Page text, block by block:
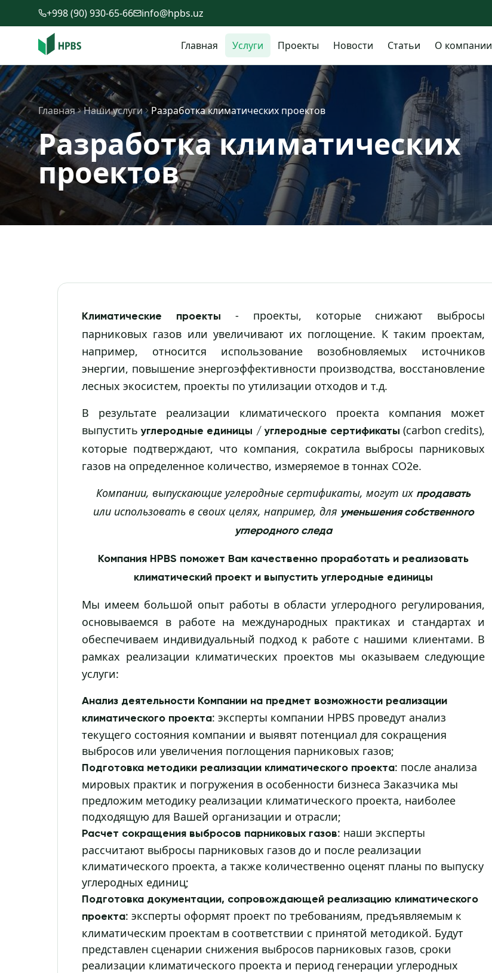
Перейти к содержимому
+998 (90) 930-65-66 info@hpbs.uz
Главная Услуги Проекты Новости Статьи О компании
Главная Наши услуги Разработка климатических проектов
Разработка климатических
проектов
Климатические проекты
- проекты, которые снижают выбросы
парниковых газов или увеличивают их поглощение. К таким проектам,
например, относится использование возобновляемых источников
энергии, повышение энергоэффективности производства, восстановление
лесных экосистем, проекты по утилизации отходов и т.д.
В результате реализации климатического проекта компания может
выпуститьуглеродные единицы / углеродные сертификаты(carbon credits),
которые подтверждают, что компания, сократила выбросы парниковых
газов на определенное количество, измеряемое в тоннах СО2е.
Компании, выпускающие углеродные сертификаты, могут их продавать
или использовать в своих целях, например, для уменьшения собственного
углеродного следа
Компания HPBS поможет Вам качественно проработать и реализовать
климатический проект и выпустить углеродные единицы
Мы имеем большой опыт работы в области углеродного регулирования,
основываемся в работе на международных практиках и стандартах и
обеспечиваем индивидуальный подход к работе с нашими клиентами. В
рамках реализации климатических проектов мы оказываем следующие
услуги:
Анализ деятельности Компании на предмет возможности реализации
климатического проекта: эксперты компании HPBS проведут анализ
текущего состояния компании и выявят потенциал для сокращения
выбросов или увеличения поглощения парниковых газов;
Подготовка методики реализации климатического проекта: после анализа
мировых практик и погружения в особенности бизнеса Заказчика мы
предложим методику реализации климатического проекта, наиболее
подходящую для Вашей организации и отрасли;
Расчет сокращения выбросов парниковых газов: наши эксперты
рассчитают выбросы парниковых газов до и после реализации
климатического проекта, а также количественно оценят планы по выпуску
углеродных единиц;
Подготовка документации, сопровождающей реализацию климатического
проекта: эксперты оформят проект по требованиям, предъявляемым к
климатическим проектам в соответствии с принятой методикой. Будут
представлен сценарии снижения выбросов парниковых газов, сроки
реализации климатического проекта и период генерации углеродных